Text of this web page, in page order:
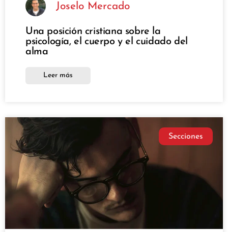
Joselo Mercado
Una posición cristiana sobre la
psicología, el cuerpo y el cuidado del
alma
Leer más
Secciones